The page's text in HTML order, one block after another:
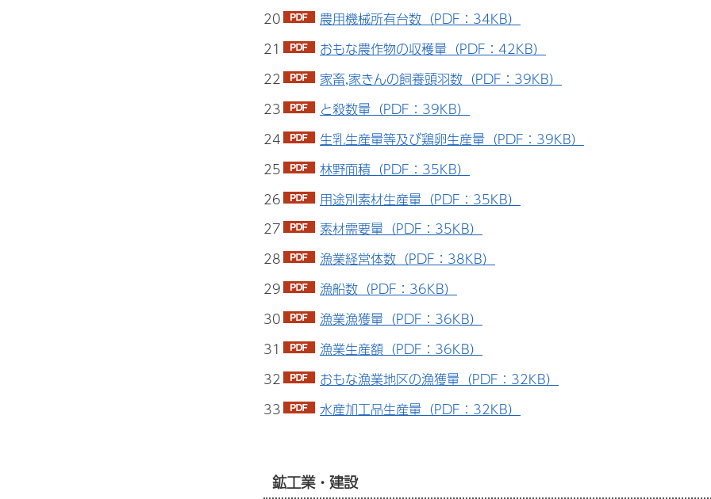
20
農用機械所有台数（PDF：34KB）
21
おもな農作物の収穫量（PDF：42KB）
22
家畜,家きんの飼養頭羽数（PDF：39KB）
23
と殺数量（PDF：39KB）
24
生乳生産量等及び鶏卵生産量（PDF：39KB）
25
林野面積（PDF：35KB）
26
用途別素材生産量（PDF：35KB）
27
素材需要量（PDF：35KB）
28
漁業経営体数（PDF：38KB）
29
漁船数（PDF：36KB）
30
漁業漁獲量（PDF：36KB）
31
漁業生産額（PDF：36KB）
32
おもな漁業地区の漁獲量（PDF：32KB）
33
水産加工品生産量（PDF：32KB）
鉱工業・建設